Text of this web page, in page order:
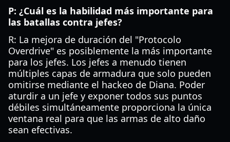
P: ¿Cuál es la habilidad más importante para
las batallas contra jefes?
R: La mejora de duración del "Protocolo
Overdrive" es posiblemente la más importante
para los jefes. Los jefes a menudo tienen
múltiples capas de armadura que solo pueden
omitirse mediante el hackeo de Diana. Poder
aturdir a un jefe y exponer todos sus puntos
débiles simultáneamente proporciona la única
ventana real para que las armas de alto daño
sean efectivas.